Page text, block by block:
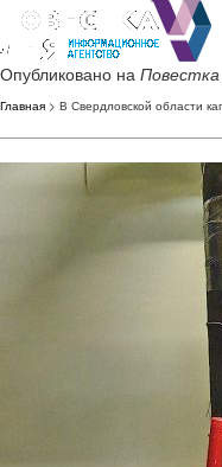
Опубликовано на
Главная > В Свердловской области